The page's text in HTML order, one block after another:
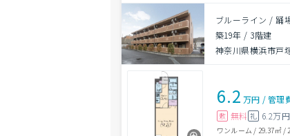
ブルーライン / 踊
築19年 / 3階建
神奈川県横浜市戸
6.2 万円 /管理
敷 無料 礼 6.2万円
ワンルーム / 29.37㎡/